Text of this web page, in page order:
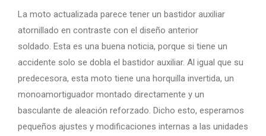
La moto actualizada parece tener un bastidor auxiliar
atornillado en contraste con el diseño anterior
soldado. Esta es una buena noticia, porque si tiene un
accidente solo se dobla el bastidor auxiliar. Al igual que su
predecesora, esta moto tiene una horquilla invertida, un
monoamortiguador montado directamente y un
basculante de aleación reforzado. Dicho esto, esperamos
pequeños ajustes y modificaciones internas a las unidades